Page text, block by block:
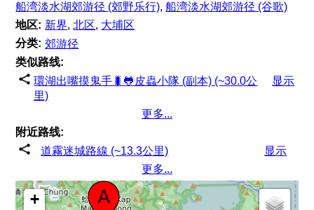
船湾淡水湖郊游径 (郊野乐行),船湾淡水湖郊游径 (谷歌)
地区: 新界,北区, 大埔区
分类: 郊游径
类似路线:
環湖出嘴摸鬼手🐛🐸皮蟲小隊 (副本) (~30.0公
里)
显示
更多...
附近路线:
道霧迷城路線 (~13.3公里)
显示
更多...
+